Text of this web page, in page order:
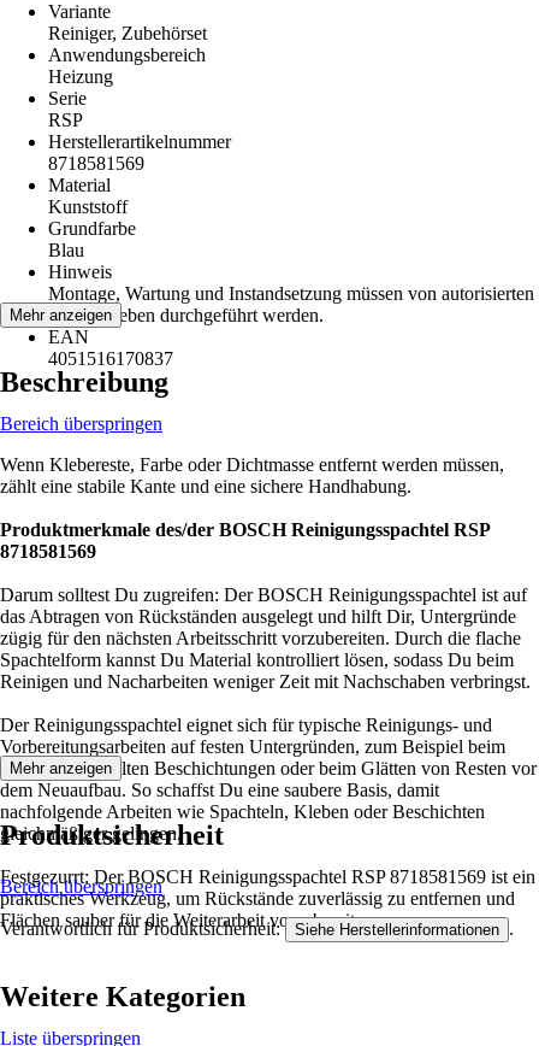
Variante
Reiniger, Zubehörset
Anwendungsbereich
Heizung
Serie
RSP
Herstellerartikelnummer
8718581569
Material
Kunststoff
Grundfarbe
Blau
Hinweis
Montage, Wartung und Instandsetzung müssen von autorisierten
Fachbetrieben durchgeführt werden.
EAN
4051516170837
Mehr anzeigen
Beschreibung
Bereich überspringen
Wenn Klebereste, Farbe oder Dichtmasse entfernt werden müssen,
zählt eine stabile Kante und eine sichere Handhabung.
Produktmerkmale des/der BOSCH Reinigungsspachtel RSP
8718581569
Darum solltest Du zugreifen: Der BOSCH Reinigungsspachtel ist auf
das Abtragen von Rückständen ausgelegt und hilft Dir, Untergründe
zügig für den nächsten Arbeitsschritt vorzubereiten. Durch die flache
Spachtelform kannst Du Material kontrolliert lösen, sodass Du beim
Reinigen und Nacharbeiten weniger Zeit mit Nachschaben verbringst.
Der Reinigungsspachtel eignet sich für typische Reinigungs- und
Vorbereitungsarbeiten auf festen Untergründen, zum Beispiel beim
Entfernen von alten Beschichtungen oder beim Glätten von Resten vor
dem Neuaufbau. So schaffst Du eine saubere Basis, damit
nachfolgende Arbeiten wie Spachteln, Kleben oder Beschichten
gleichmäßiger gelingen.
Festgezurrt: Der BOSCH Reinigungsspachtel RSP 8718581569 ist ein
praktisches Werkzeug, um Rückstände zuverlässig zu entfernen und
Flächen sauber für die Weiterarbeit vorzubereiten.
Mehr anzeigen
Produktsicherheit
Bereich überspringen
Verantwortlich für Produktsicherheit: Siehe Herstellerinformationen .
Weitere Kategorien
Liste überspringen